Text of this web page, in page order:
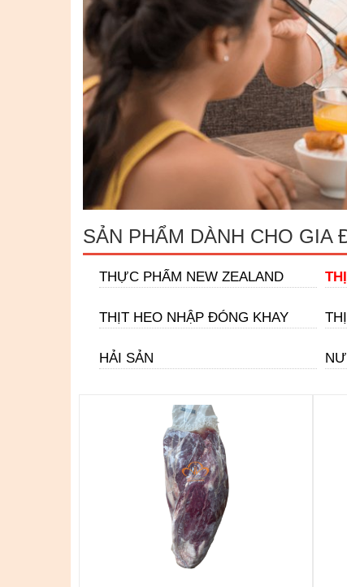
SẢN PHẨM DÀNH CHO GIA
THỰC PHẨM NEW ZEALAND
THỊT HEO NHẬP ĐÓNG KHAY
HẢI SẢN